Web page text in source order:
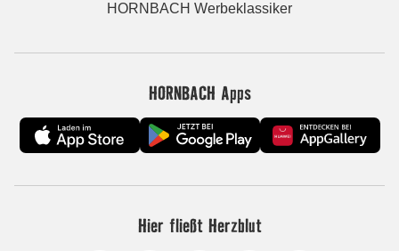
HORNBACH Werbeklassiker
HORNBACH Apps
Hier fließt Herzblut